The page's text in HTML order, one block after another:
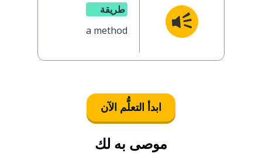
طريقة
a method
ابدأ التعلُّم الآن
موصى به لك